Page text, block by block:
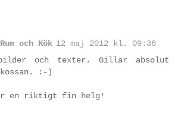
och Kök 12 maj 2012 kl. 09:36
och texter. Gillar absolut
:-)
en riktigt fin helg!